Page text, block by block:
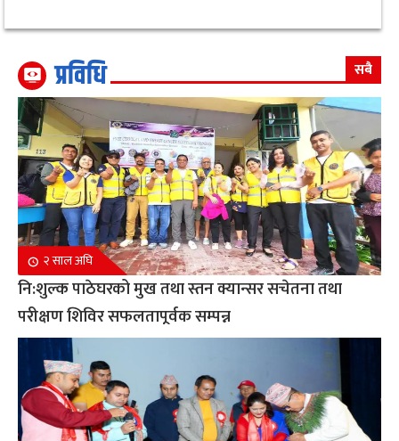
प्रविधि सबै
२ साल अघि
नि:शुल्क पाठेघरको मुख तथा स्तन क्यान्सर सचेतना तथा
परीक्षण शिविर सफलतापूर्वक सम्पन्न